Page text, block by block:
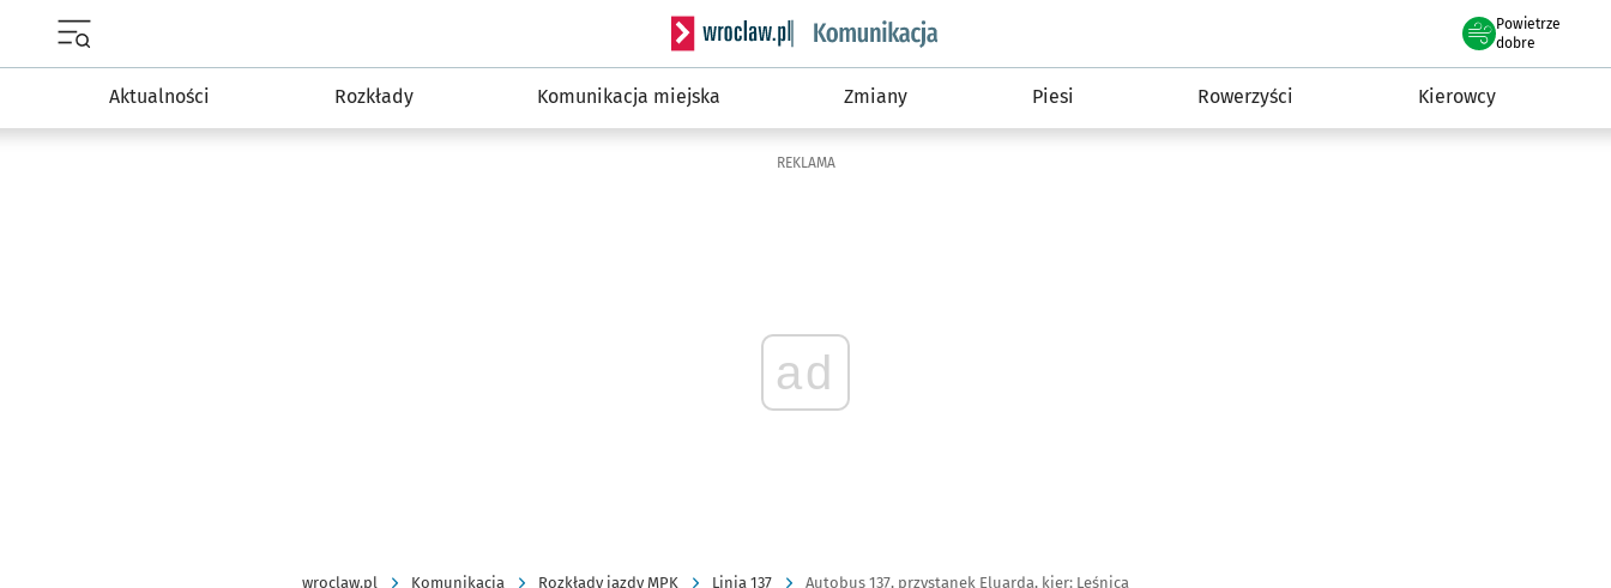
Serwis informacyjny wroclaw.pl podserwis: Komunikacja
Powietrze
we Wrocławiu
dobre
Aktualności Rozkłady Komunikacja miejska Zmiany Piesi Rowerzyści Kierowcy
REKLAMA
ad
wroclaw.pl Komunikacja Rozkłady jazdy MPK Linia 137 Autobus 137, przystanek Eluarda, kier: Leśnica